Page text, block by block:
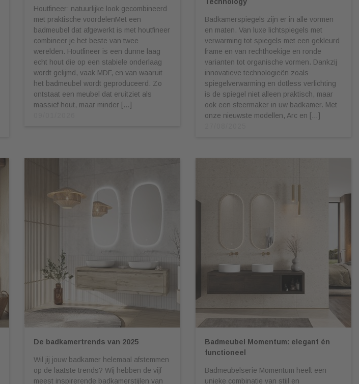
Houtfineer: natuurlijke look gecombineerd
met praktische voordelenMet een
badmeubel dat afgewerkt is met houtfineer
combineer je het beste van twee
werelden. Houtfineer is een dunne laag
echt hout die op een stabiele onderlaag
wordt gelijmd, vaak MDF, en van waaruit
het badmeubel wordt geproduceerd. Zo
ontstaat een meubel dat eruitziet als
massief hout, maar minder […]
Badkamerspiegels zijn er in alle vormen
en maten. Van luxe lichtspiegels met
verwarming tot spiegels met een gekleurd
frame en van rechthoekige en ronde
varianten tot organische vormen. Dankzij
innovatieve technologieën zoals
spiegelverwarming en dotless verlichting
is de spiegel niet alleen praktisch, maar
ook een sfeermaker in uw badkamer. Met
onze nieuwste modellen, Arc en […]
De badkamertrends van 2025
Wil jij jouw badkamer helemaal afstemmen
op de laatste trends? Wij hebben de vijf
meest inspirerende badkamerstijlen van
Badmeubel Momentum: elegant én
functioneel
Badmeubelserie Momentum heeft een
unieke combinatie van stijl en